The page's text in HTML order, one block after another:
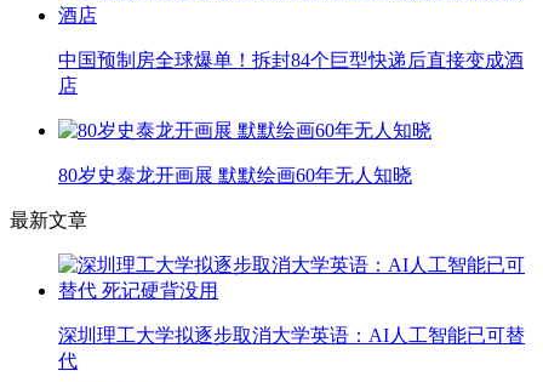
中国预制房全球爆单！拆封84个巨型快递后直接变成酒
店
80岁史泰龙开画展 默默绘画60年无人知晓
最新文章
深圳理工大学拟逐步取消大学英语：AI人工智能已可替
代